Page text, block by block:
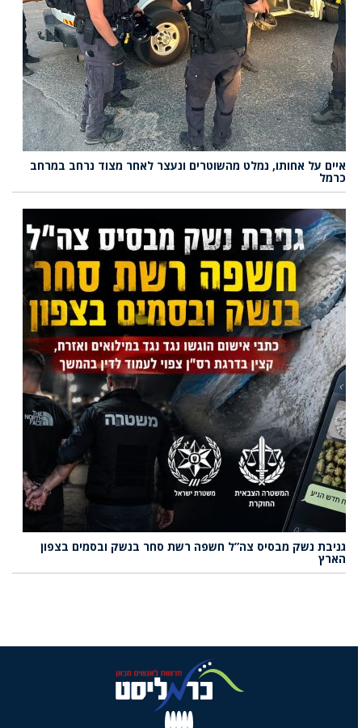
איים על אחותו, נמלט מהשוטרים ונעצר לאחר מצוד נרחב במרחב
כרמל
גניבת נשק מבסיס צה”ל חשפה רשת סחר בנשק ובסמים בצפון
הארץ